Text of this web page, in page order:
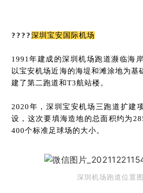
????深圳宝安国际机场
1991年建成的深圳机场跑道濒临海
以宝安机场近海的海堤和滩涂地为基
建了第二跑道和T3航站楼。
2020年，深圳宝安机场三跑道扩建
设，这次要填海造地的总面积约为
400个标准足球场的大小。
深圳机场跑道位置